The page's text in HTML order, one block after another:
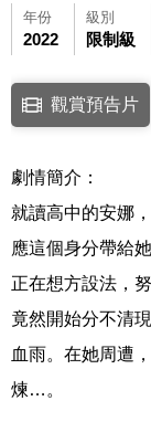
年份
2022
級別
限制級
點擊下列連結開啟
連結至Youtube網
觀賞預告片
劇情簡介：
就讀高中的安娜
應這個身分帶給
正在想方設法，
竟然開始分不清
血雨。在她周遭
煉…。